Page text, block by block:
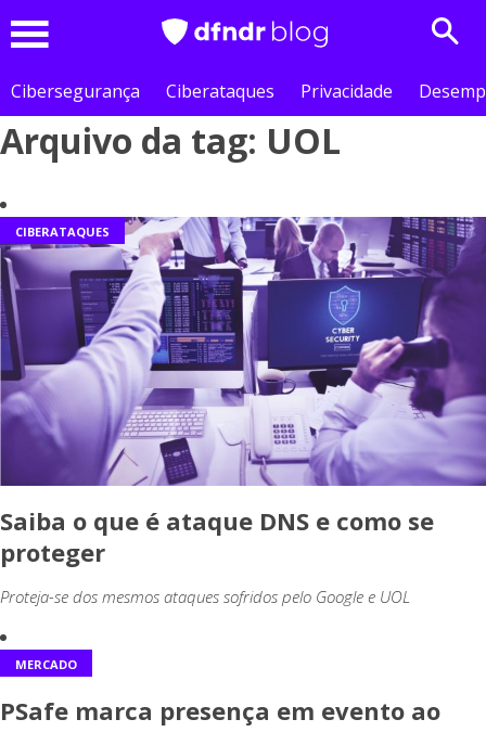
Cibersegurança
Ciberataques Privacidade
Arquivo da tag: UOL
CIBERATAQUES
Saiba o que é ataque DNS e como se
proteger
Proteja-se dos mesmos ataques sofridos pelo Google e UOL
MERCADO
PSafe marca presença em evento ao